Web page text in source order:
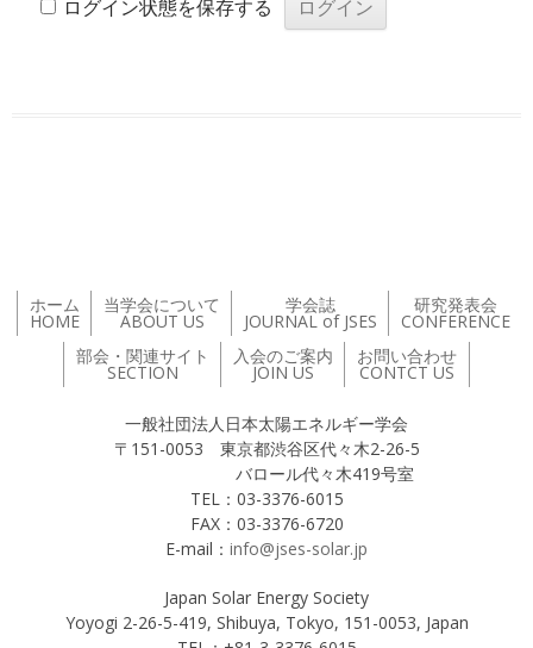
ログイン状態を保存する
ホーム
HOME
当学会について
ABOUT US
学会誌
JOURNAL of JSES
研究発表会
CONFERENCE
部会・関連サイト
SECTION
入会のご案内
JOIN US
お問い合わせ
CONTCT US
一般社団法人日本太陽エネルギー学会
〒151-0053 東京都渋谷区代々木2-26-5
バロール代々木419号室
TEL：03-3376-6015
FAX：03-3376-6720
E-mail： info@jses-solar.jp
Japan Solar Energy Society
Yoyogi 2-26-5-419, Shibuya, Tokyo, 151-0053, Japan